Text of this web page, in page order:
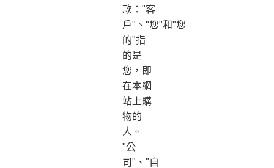
款："客
戶"、"您"和"您
的"指
的是
您，即
在本網
站上購
物的
人。
"公
司"、"自